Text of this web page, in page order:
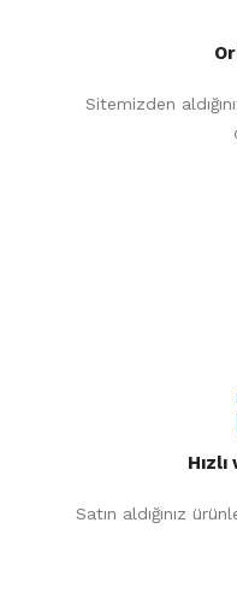
Sitemizden
Satın aldığınız